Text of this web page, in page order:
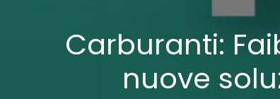
Carburanti:
nuove